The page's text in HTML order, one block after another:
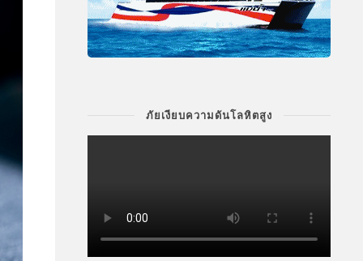
ภัยเงียบความดันโลหิตสูง